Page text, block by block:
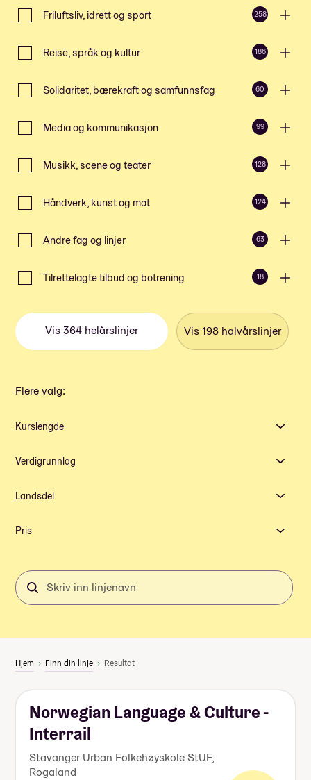
Friluftsliv, idrett og sport 258
Reise, språk og kultur 186
Solidaritet, bærekraft og samfunnsfag 60
Media og kommunikasjon 99
Musikk, scene og teater 128
Håndverk, kunst og mat 124
Andre fag og linjer 63
Tilrettelagte tilbud og botrening 18
Vis364 helårslinjer Vis198 halvårslinjer
Flere valg:
Kurslengde
Verdigrunnlag
Landsdel
Pris
Skriv
inn
linjenavn
Hjem Finn din linje Resultat
Norwegian Language & Culture -
Interrail
Stavanger Urban Folkehøyskole StUF,
Rogaland